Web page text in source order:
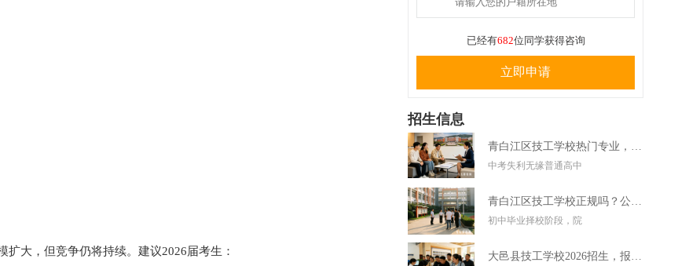
已经有682位同学获得咨询
立即申请
招生信息
中考失利无缘普通高中
初中毕业择校阶段，院
大，但竞争仍将持续。建议2026届考生：